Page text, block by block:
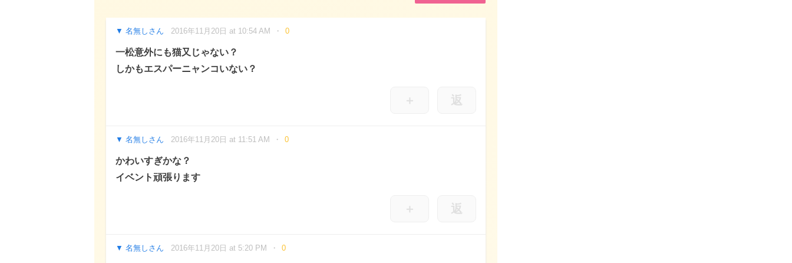
名無しさん 2016年11月20日 at 10:54 AM 0
一松意外にも猫又じゃない？
しかもエスパーニャンコいない？
＋ 返
名無しさん 2016年11月20日 at 11:51 AM 0
かわいすぎかな？
イベント頑張ります
＋ 返
名無しさん 2016年11月20日 at 5:20 PM 0